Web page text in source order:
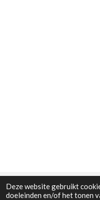
Deze website gebruikt
doeleinden en/of het tonen